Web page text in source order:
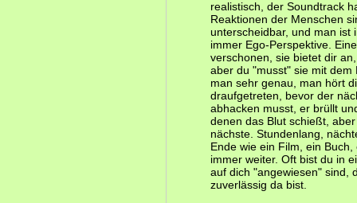
realistisch, der Soundtrack
Reaktionen der Menschen
unterscheidbar, und man ist
immer Ego-Perspektive.
verschonen, sie bietet dir
aber du "musst" sie mit
man sehr genau, man hört
draufgetreten, bevor der
abhacken musst, er brüllt
denen das Blut schießt,
nächste. Stundenlang,
Ende wie ein Film, ein
immer weiter. Oft bist du in
auf dich "angewiesen" sind,
zuverlässig da bist.